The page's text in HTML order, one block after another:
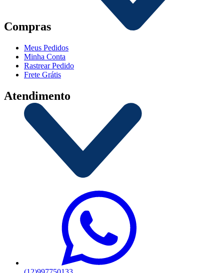
Compras
Meus Pedidos
Minha Conta
Rastrear Pedido
Frete Grátis
Atendimento